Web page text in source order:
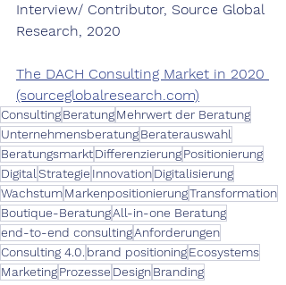
Interview/ Contributor, Source Global
Research, 2020
The DACH Consulting Market in 2020
(sourceglobalresearch.com)
ConsultingBeratungMehrwert der Beratung
UnternehmensberatungBeraterauswahl
BeratungsmarktDifferenzierungPositionierung
Digital Strategie InnovationDigitalisierung
WachstumMarkenpositionierungTransformation
Boutique-BeratungAll-in-one Beratung
end-to-end consultingAnforderungen
Consulting 4.0. brand positioningEcosystems
MarketingProzesse DesignBranding